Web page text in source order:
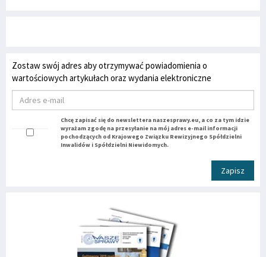
Zostaw swój adres aby otrzymywać powiadomienia o
wartościowych artykułach oraz wydania elektroniczne
Chcę zapisać się do newslettera naszesprawy.eu, a co za tym idzie
wyrażam zgodę na przesyłanie na mój adres e-mail informacji
pochodzących od Krajowego Związku Rewizyjnego Spółdzielni
Inwalidów i Spółdzielni Niewidomych.
Zapisz